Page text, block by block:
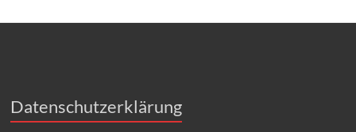
Datenschutzerklärung